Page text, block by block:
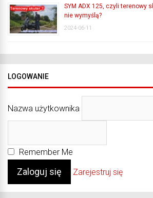
SYM ADX 125, czyli terenowy
nie wymyślą?
2024-06-11
LOGOWANIE
Nazwa użytkownika
Remember Me
Zarejestruj się